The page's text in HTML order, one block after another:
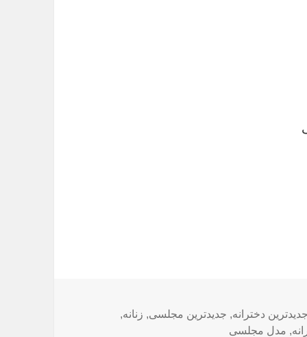
جدیدترین دخترانه, جدیدترین مجلسی, زنانه,
, مدل مجلسی